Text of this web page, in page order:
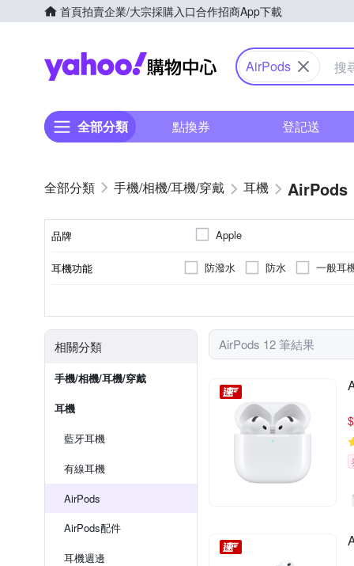
首頁拍賣企業/大宗採購入口合作招商App下載
Yahoo購物中心
AirPods
全部分類 點換券 登記送
手機/相機/耳機/穿戴 耳機 AirPods
品牌 Apple
耳機功能 防潑水 防水 一般耳
相關分類
手機/相機/耳機/穿戴
耳機
藍牙耳機
有線耳機
AirPods
AirPods配件
耳機週邊
AirPods 12 筆結果
$